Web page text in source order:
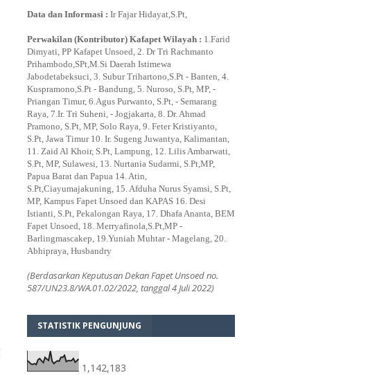
Data dan Informasi : Ir Fajar Hidayat,S.Pt,
Perwakilan (Kontributor) Kafapet Wilayah : 1.Farid
Dimyati, PP Kafapet Unsoed, 2. Dr Tri Rachmanto
Prihambodo,SPt,M.Si Daerah Istimewa
Jabodetabeksuci, 3. Subur Trihartono,S.Pt - Banten, 4.
Kuspramono,S.Pt - Bandung, 5. Nuroso, S.Pt, MP, -
Priangan Timur, 6.Agus Purwanto, S.Pt, - Semarang
Raya, 7.Ir. Tri Suheni, - Jogjakarta, 8. Dr. Ahmad
Pramono, S.Pt, MP, Solo Raya, 9. Feter Kristiyanto,
S.Pt, Jawa Timur 10. Ir. Sugeng Juwantya, Kalimantan,
11. Zaid Al Khoir, S.Pt, Lampung, 12. Lilis Ambarwati,
S.Pt, MP, Sulawesi, 13. Nurtania Sudarmi, S.Pt,MP,
Papua Barat dan Papua 14. Atin,
S.Pt,Ciayumajakuning, 15. Afduha Nurus Syamsi, S.Pt,
MP, Kampus Fapet Unsoed dan KAPAS 16. Desi
Istianti, S.Pt, Pekalongan Raya, 17. Dhafa Ananta, BEM
Fapet Unsoed, 18. Merryafinola,S.Pt,MP -
Barlingmascakep, 19.Yuniah Muhtar - Magelang, 20.
Abhipraya, Husbandry
(Berdasarkan Keputusan Dekan Fapet Unsoed no.
587/UN23.8/WA.01.02/2022, tanggal 4 Juli 2022)
STATISTIK PENGUNJUNG
1,142,183